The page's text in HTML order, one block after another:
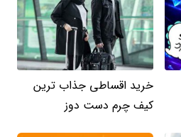
خرید اقساطی جذاب ترین
کیف چرم دست دوز